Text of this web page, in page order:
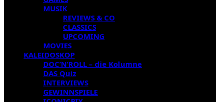
MUSIK
REVIEWS & CO
CLASSICS
UPCOMING
MOVIES
KALEIDOSKOP
DOC’N’ROLL – die Kolumne
DAS Quiz
INTERVIEWS
GEWINNSPIELE